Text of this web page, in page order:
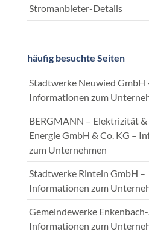
Stromanbieter-Details
häufig besuchte Seiten
Stadtwerke Neuwied GmbH
Informationen zum
BERGMANN – Elektrizität &
Energie GmbH & Co. KG –
zum Unternehmen
Stadtwerke Rinteln GmbH –
Informationen zum
Gemeindewerke
Informationen zum